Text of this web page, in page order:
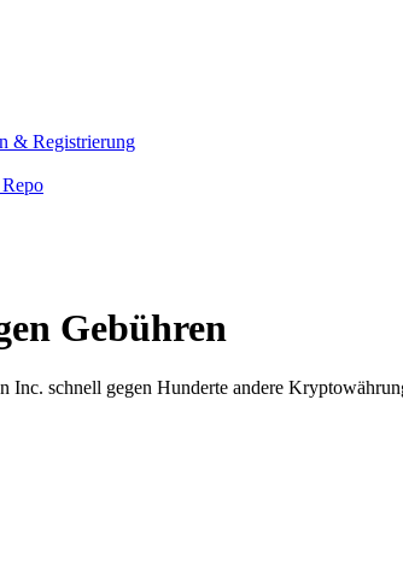
& Registrierung
Gebühren
schnell gegen Hunderte andere